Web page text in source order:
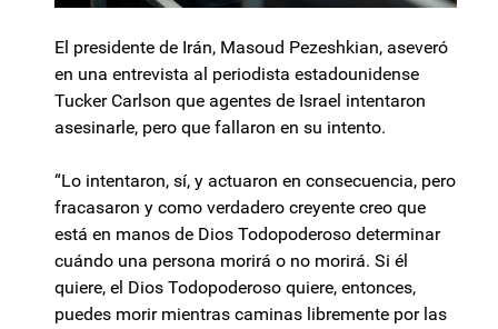
El presidente de Irán, Masoud Pezeshkian, aseveró
en una entrevista al periodista estadounidense
Tucker Carlson que agentes de Israel intentaron
asesinarle, pero que fallaron en su intento.
“Lo intentaron, sí, y actuaron en consecuencia, pero
fracasaron y como verdadero creyente creo que
está en manos de Dios Todopoderoso determinar
cuándo una persona morirá o no morirá. Si él
quiere, el Dios Todopoderoso quiere, entonces,
puedes morir mientras caminas libremente por las